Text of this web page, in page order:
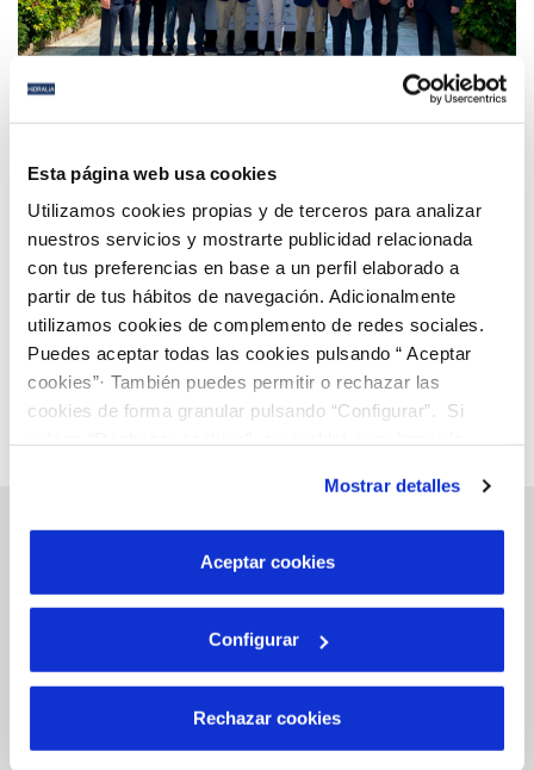
Esta página web usa cookies
Utilizamos cookies propias y de terceros para analizar
nuestros servicios y mostrarte publicidad relacionada
con tus preferencias en base a un perfil elaborado a
partir de tus hábitos de navegación. Adicionalmente
utilizamos cookies de complemento de redes sociales.
Puedes aceptar todas las cookies pulsando “ Aceptar
cookies”· También puedes permitir o rechazar las
cookies de forma granular pulsando “Configurar”. Si
son indispensables para que el sitio web funcione y que
por tanto no se pueden desactivar. Puedes consultar
más información en nuestraPolítica de Cookies
Mostrar detalles
Aceptar cookies
Configurar
Rechazar cookies
Hidralia participa en la exposición del 40º
Página 2 de 112
Anterior Siguiente
Gestiones Online
FACTURAS, PAGOS Y CONSUMOS
MODIFICACIÓN DE DATOS